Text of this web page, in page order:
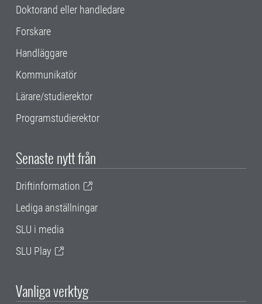
Doktorand eller handledare
Forskare
Handläggare
Kommunikatör
Lärare/studierektor
Programstudierektor
Senaste nytt från
Driftinformation
Lediga anställningar
SLU i media
SLU Play
Vanliga verktyg